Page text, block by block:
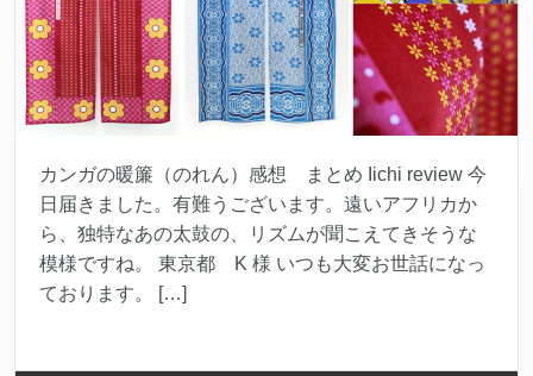
カンガの暖簾（のれん）感想 まとめ Iichi review 今
日届きました。有難うございます。遠いアフリカか
ら、独特なあの太鼓の、リズムが聞こえてきそうな
模様ですね。 東京都 K 様 いつも大変お世話になっ
ております。 […]